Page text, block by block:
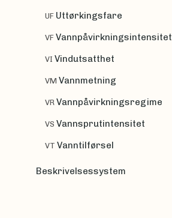
UF Uttørkingsfare
VF Vannpåvirkningsintensitet
VI Vindutsatthet
VM Vannmetning
VR Vannpåvirkningsregime
VS Vannsprutintensitet
VT Vanntilførsel
Beskrivelsessystem